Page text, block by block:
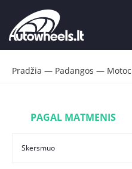
Pradžia — Padangos —
PAGAL MATMENIS